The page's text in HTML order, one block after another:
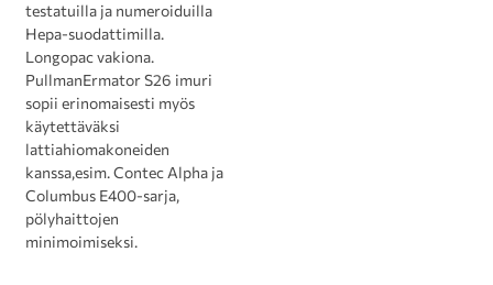
testatuilla ja numeroiduilla
Hepa-suodattimilla.
Longopac vakiona.
PullmanErmator S26 imuri
sopii erinomaisesti myös
käytettäväksi
lattiahiomakoneiden
kanssa,esim. Contec Alpha ja
Columbus E400-sarja,
pölyhaittojen
minimoimiseksi.